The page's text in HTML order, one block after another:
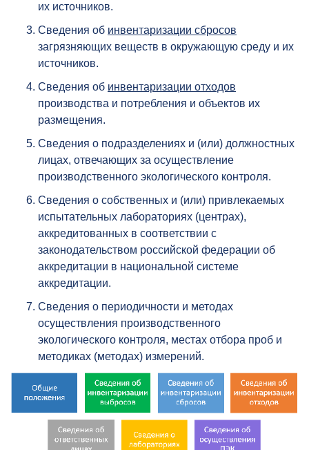
их источников.
Сведения об инвентаризации сбросов
загрязняющих веществ в окружающую среду и их
источников.
Сведения об инвентаризации отходов
производства и потребления и объектов их
размещения.
Сведения о подразделениях и (или) должностных
лицах, отвечающих за осуществление
производственного экологического контроля.
Сведения о собственных и (или) привлекаемых
испытательных лабораториях (центрах),
аккредитованных в соответствии с
законодательством российской федерации об
аккредитации в национальной системе
аккредитации.
Сведения о периодичности и методах
осуществления производственного
экологического контроля, местах отбора проб и
методиках (методах) измерений.